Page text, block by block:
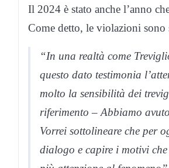
Il 2024 è stato anche l’anno
Come detto, le violazioni sono
“In una realtà come
questo dato testimonia
molto la sensibilità dei
riferimento – Abbiamo
Vorrei sottolineare che per
dialogo e capire i motivi